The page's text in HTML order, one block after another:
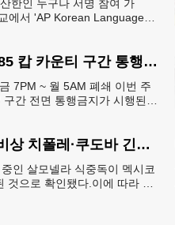
한인 누구나 서명 참여 가
에서 'AP Korean Language
주말 포장공사로 I-285 캅 카운티 구간 통행금지
7PM ~ 월 5AM 폐쇄 이번 주
간 전면 통행금지가 시행된
할라피뇨 살모넬라 비상 치폴레·쿠도바 긴급 회수
인 살모넬라 식중독이 멕시코
으로 확인됐다.이에 따라 멕